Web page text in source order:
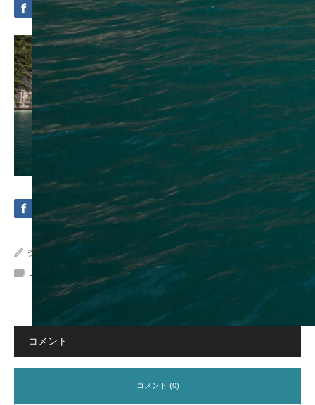
投稿者: Crystal Sea Marine
コメント:
コメント
コメント (0)